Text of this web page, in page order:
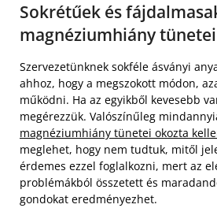
Sokrétűek és
magnéziumhiány tünetei
Szervezetünknek sokféle ásványi
ahhoz, hogy a megszokott módon,
működni. Ha az egyikből kevesebb
megérezzük. Valószínűleg
magnéziumhiány tünetei okozta
meglehet, hogy nem tudtuk, mitől
érdemes ezzel foglalkozni, mert az
problémákból összetett és
gondokat eredményezhet.